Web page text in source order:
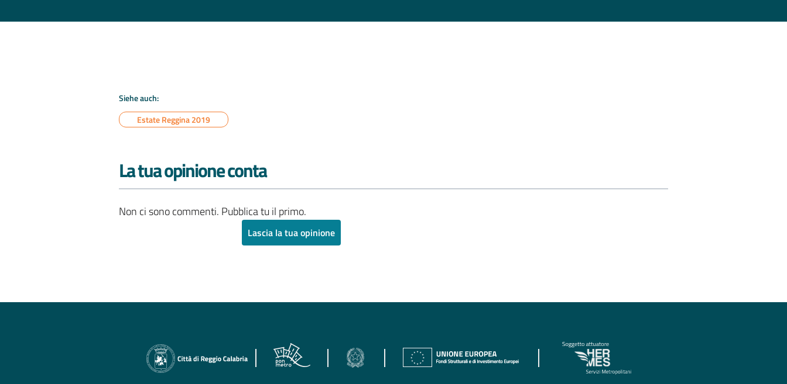
Siehe auch:
Estate Reggina 2019
La tua opinione conta
Non ci sono commenti. Pubblica tu il primo.
Lascia la tua opinione